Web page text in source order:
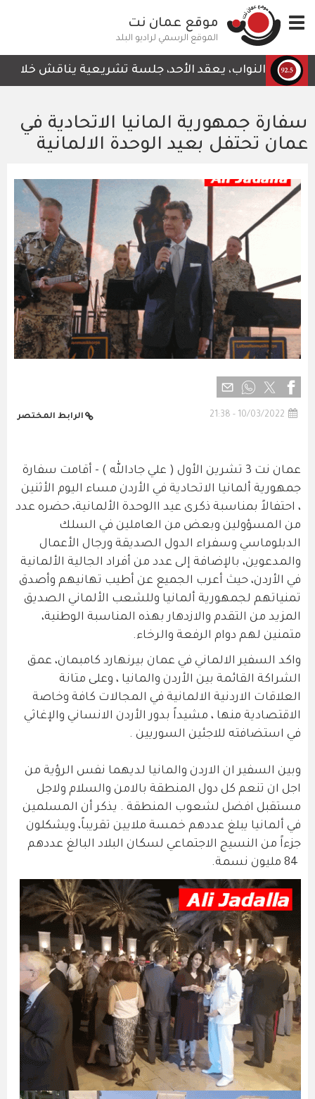
إلى
المحتوى
الرئيسي
Toggle
navigation
موقع عمان نت
الموقع الرسمي لراديو البلد
يعقد الأحد، جلسة تشريعية يناقش خلالها قرار
سفارة جمهورية المانيا الاتحادية في
عمان تحتفل بعيد الوحدة الالمانية
10/03/2022 - 21:38 الرابط المختصر
عمان نت 3 تشرين الأول ( علي جادالله ) - أقامت سفارة
جمهورية ألمانيا الاتحادية في الأردن مساء اليوم الأثنين
، احتفالاً بمناسبة ذكرى عيد االوحدة الألمانية، حضره عدد
من المسؤولين وبعض من العاملين في السلك
الدبلوماسي وسفراء الدول الصديقة ورجال الأعمال
والمدعوين، بالإضافة إلى عدد من أفراد الجالية الألمانية
في الأردن، حيث أعرب الجميع عن أطيب تهانيهم وأصدق
تمنياتهم لجمهورية ألمانيا وللشعب الألماني الصديق
المزيد من التقدم والازدهار بهذه المناسبة الوطنية،
متمنين لهم دوام الرفعة والرخاء.
واكد السفير الالماني في عمان بيرنهارد كامبمان، عمق
الشراكة القائمة بين الأردن والمانيا ، وعلى متانة
العلاقات الاردنية الالمانية في المجالات كافة وخاصة
الاقتصادية منها ، مشيداً بدور الأردن الانساني والإغاثي
في استضافته للاجئين السوريين .
وبين السفير ان الاردن والمانيا لديهما نفس الرؤية من
اجل ان تنعم كل دول المنطقة بالامن والسلام ولاجل
مستقبل افضل لشعوب المنطقة . يذكر أن المسلمين
في ألمانيا يبلغ عددهم خمسة ملايين تقريباً، ويشكلون
جزءاً من النسيج الاجتماعي لسكان البلاد البالغ عددهم